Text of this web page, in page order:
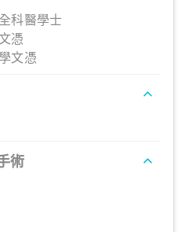
科醫學士
憑
文憑
術